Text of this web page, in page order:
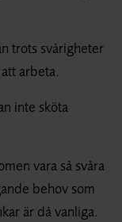
trots svårigheter
arbeta.
inte sköta
vara så svåra
behov som
är då vanliga.